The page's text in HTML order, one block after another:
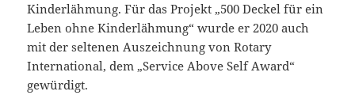
Kinderlähmung. Für das Projekt „500 Deckel für ein
Leben ohne Kinderlähmung“ wurde er 2020 auch
mit der seltenen Auszeichnung von Rotary
International, dem „Service Above Self Award“
gewürdigt.